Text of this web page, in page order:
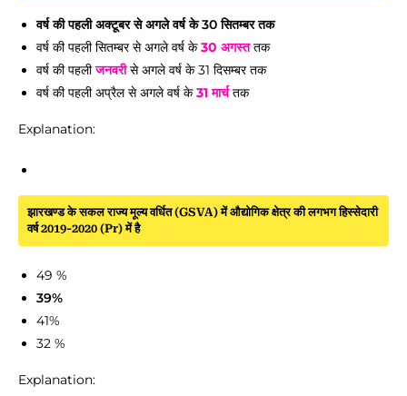
वर्ष की पहली अक्टूबर से अगले वर्ष के 30 सितम्बर तक
वर्ष की पहली सितम्बर से अगले वर्ष के30 अगस्ततक
वर्ष की पहलीजनवरीसे अगले वर्ष के 31 दिसम्बर तक
वर्ष की पहली अप्रैल से अगले वर्ष के31 मार्चतक
Explanation:
झारखण्ड के सकल राज्य मूल्य वर्धित (GSVA) में औद्योगिक क्षेत्र की लगभग हिस्सेदारी
वर्ष 2019-2020 (Pr) में है
49 %
39%
41%
32 %
Explanation: